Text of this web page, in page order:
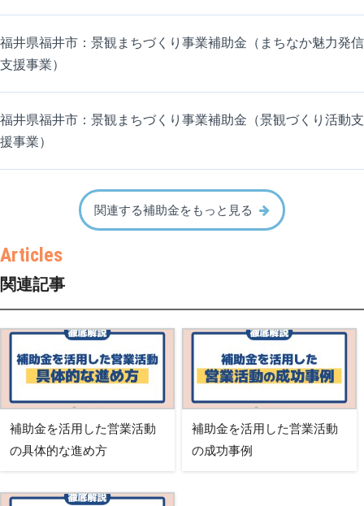
福井県福井市：景観まちづくり事業補助金（まちなか魅力発信
支援事業）
福井県福井市：景観まちづくり事業補助金（景観づくり活動支
援事業）
関連する補助金をもっと見る
関連記事
補助金を活用した営業活動
の具体的な進め方
補助金を活用した営業活動
の成功事例